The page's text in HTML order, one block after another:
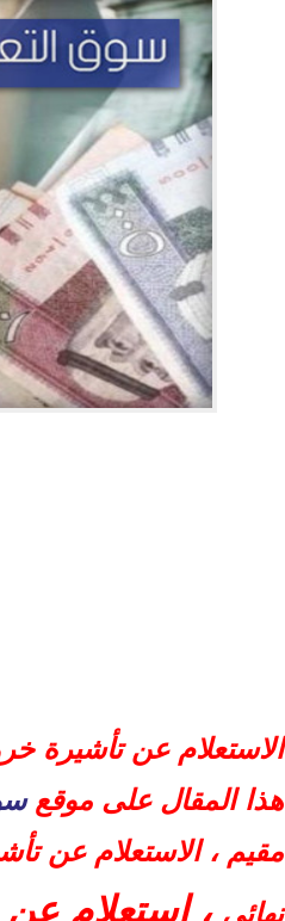
الاستعلام عن تأشيرة خروج
استخراج تأشيرة خروج نهائي مقيم
شروط الحصول على تأشيرة خروج
الاستعلام عن تأشيرة خروج
طباعة تأشيرة خروج نهائي
الاستعلام عن تأشيرة
هذا المقال على موقع
مقيم ، الاستعلام عن
نهائي ، استعلام عن